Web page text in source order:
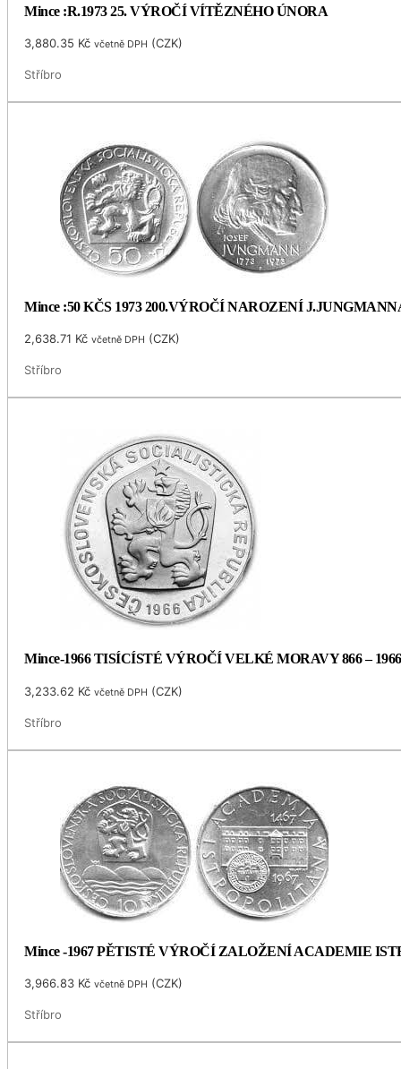
Mince :R.1973 25. VÝROČÍ VÍTĚZNÉHO ÚNORA
3,880.35 Kč včetně DPH (CZK)
Stříbro
Mince :50 KČS 1973 200.VÝROČÍ NAROZENÍ
2,638.71 Kč včetně DPH (CZK)
Stříbro
Mince-1966 TISÍCÍSTÉ VÝROČÍ VELKÉ MORAVY 866 – 1966
3,233.62 Kč včetně DPH (CZK)
Stříbro
Mince -1967 PĚTISTÉ VÝROČÍ ZALOŽENÍ ACADEMIE
3,966.83 Kč včetně DPH (CZK)
Stříbro